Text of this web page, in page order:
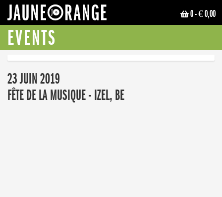
0- € 0,00
EVENTS
23 JUIN 2019
FÊTE DE LA MUSIQUE - IZEL, BE